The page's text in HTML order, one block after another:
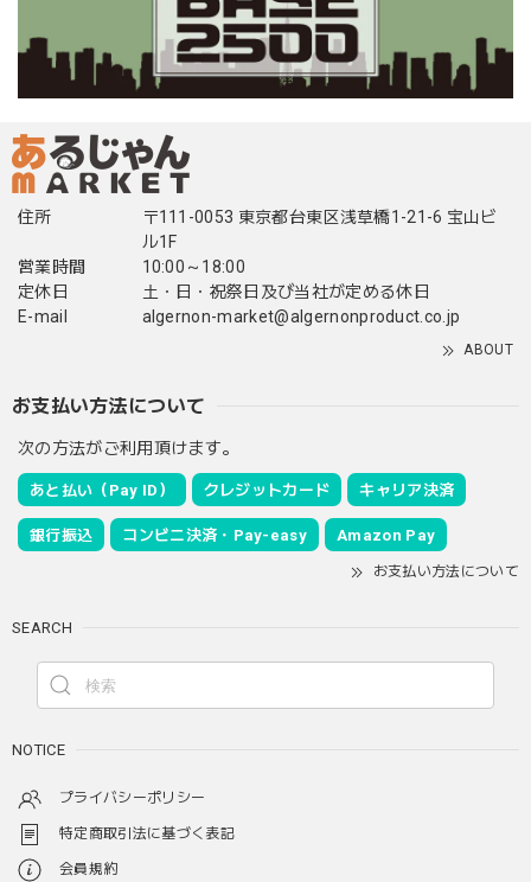
住所
〒111-0053 東京都台東区浅草橋1-21-6 宝山ビ
ル1F
営業時間
10:00～18:00
定休日
土・日・祝祭日及び当社が定める休日
E-mail
algernon-market@algernonproduct.co.jp
ABOUT
お支払い方法について
次の方法がご利用頂けます。
あと払い（Pay ID） クレジットカード キャリア決済
銀行振込 コンビニ決済・Pay-easy Amazon Pay
お支払い方法について
SEARCH
NOTICE
プライバシーポリシー
特定商取引法に基づく表記
会員規約